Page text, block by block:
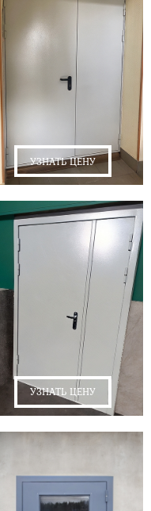
УЗНАТЬ ЦЕНУ
УЗНАТЬ ЦЕНУ